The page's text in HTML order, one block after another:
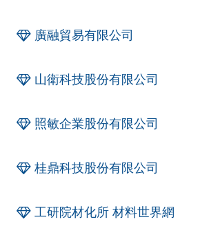
廣融貿易有限公司
山衛科技股份有限公司
照敏企業股份有限公司
桂鼎科技股份有限公司
工研院材化所 材料世界網